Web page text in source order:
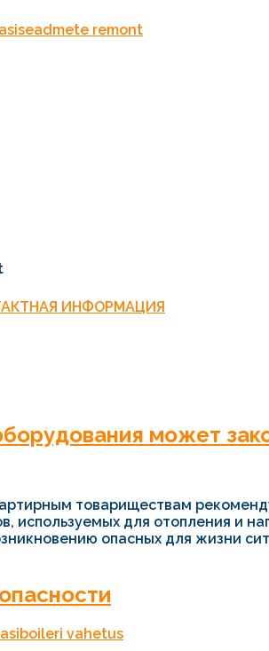
ИНФОРМАЦИЯ
может
товариществам
используемых для отопления и
опасных для жизни